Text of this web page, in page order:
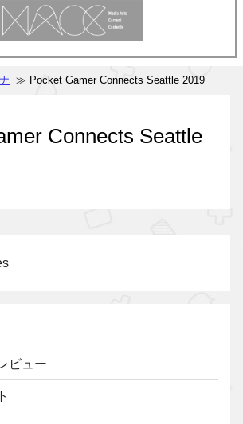
≫ Pocket Gamer Connects Seattle 2019
Connects Seattle
ビュー